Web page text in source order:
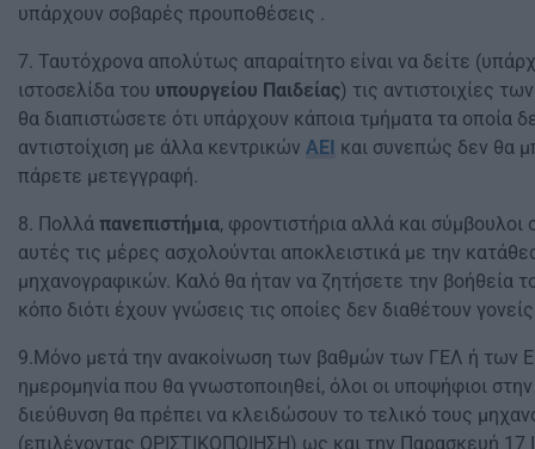
υπάρχουν σοβαρές προυποθέσεις .
7. Ταυτόχρονα απολύτως απαραίτητο είναι να δείτε
ιστοσελίδα του υπουργείου Παιδείας) τις αντιστοιχίες
θα διαπιστώσετε ότι υπάρχουν κάποια τμήματα τα οποία
αντιστοίχιση με άλλα κεντρικών ΑΕΙ και συνεπώς δεν θα
πάρετε μετεγγραφή.
8. Πολλά πανεπιστήμια, φροντιστήρια αλλά και σύμβουλοι
αυτές τις μέρες ασχολούνται αποκλειστικά με την
μηχανογραφικών. Καλό θα ήταν να ζητήσετε την βοήθεία
κόπο διότι έχουν γνώσεις τις οποίες δεν διαθέτουν γονείς
9.Μόνο μετά την ανακοίνωση των βαθμών των ΓΕΛ ή των
ημερομηνία που θα γνωστοποιηθεί, όλοι οι υποψήφιοι στην
διεύθυνση θα πρέπει να κλειδώσουν το τελικό τους
(επιλέγοντας ΟΡΙΣΤΙΚΟΠΟΙΗΣΗ) ως και την Παρασκευή 17